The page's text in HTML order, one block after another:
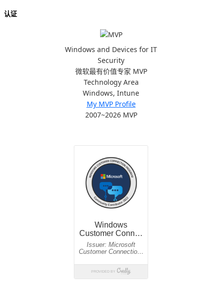
认证
Windows and Devices for IT
Security
微软最有价值专家 MVP
Technology Area
Windows, Intune
My MVP Profile
2007~2026 MVP